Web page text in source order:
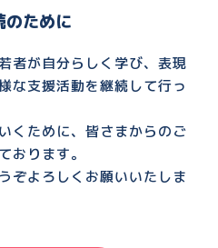
のために
者が自分らしく学び、表現
な支援活動を継続して行っ
くために、皆さまからのご
おります。
ぞよろしくお願いいたしま